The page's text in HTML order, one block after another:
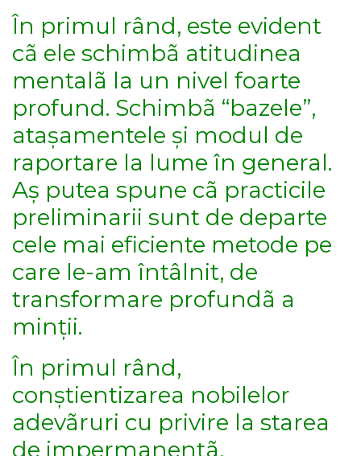
În primul rând, este evident
cã ele schimbã atitudinea
mentalã la un nivel foarte
profund. Schimbã “bazele”,
atașamentele și modul de
raportare la lume în general.
Aș putea spune cã practicile
preliminarii sunt de departe
cele mai eficiente metode pe
care le-am întâlnit, de
transformare profundã a
minții.
În primul rând,
conștientizarea nobilelor
adevãruri cu privire la starea
de impermanențã,